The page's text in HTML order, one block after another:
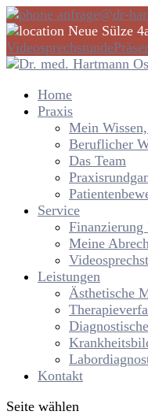
anfrage@dr-
Neue Sülze
Videosprechstunde
Home
Praxis
Mein
Beruflicher
Das Team
Service
Finanzierung
Meine
Leistungen
Ästhetische
Kontakt
Seite wählen